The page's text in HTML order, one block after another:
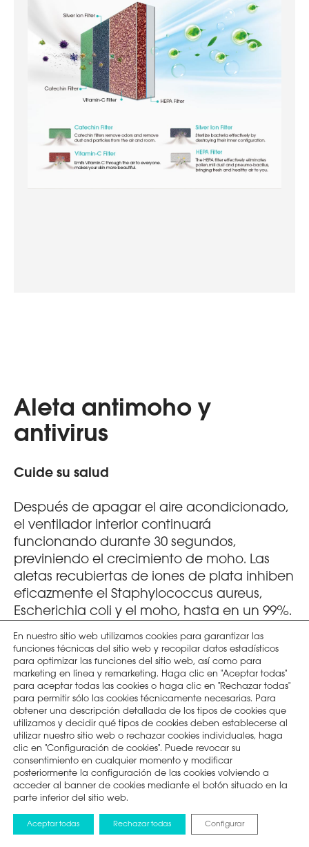
Aleta antimoho y
antivirus
Cuide su salud
Después de apagar el aire acondicionado,
el ventilador interior continuará
funcionando durante 30 segundos,
previniendo el crecimiento de moho. Las
aletas recubiertas de iones de plata inhiben
eficazmente el Staphylococcus aureus,
Escherichia coli y el moho, hasta en un 99%.
En nuestro sitio web utilizamos cookies para garantizar las
funciones técnicas del sitio web y recopilar datos estadísticos
para optimizar las funciones del sitio web, así como para
marketing en línea y remarketing. Haga clic en "Aceptar todas"
para aceptar todas las cookies o haga clic en "Rechazar todas"
para permitir sólo las cookies técnicamente necesarias. Para
obtener una descripción detallada de los tipos de cookies que
utilizamos y decidir qué tipos de cookies deben establecerse al
utilizar nuestro sitio web o rechazar cookies individuales, haga
clic en "Configuración de cookies". Puede revocar su
consentimiento en cualquier momento y modificar
posteriormente la configuración de las cookies volviendo a
acceder al banner de cookies mediante el botón situado en la
parte inferior del sitio web.
Aceptar todas Rechazar todas Configurar